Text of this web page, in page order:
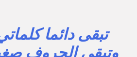
تبقى دائما
وتبقى الحروف